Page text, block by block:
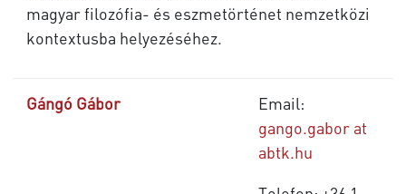
magyar filozófia- és eszmetörténet nemzetközi
kontextusba helyezéséhez.
Gángó Gábor
Email:
gango.gabor at
abtk.hu